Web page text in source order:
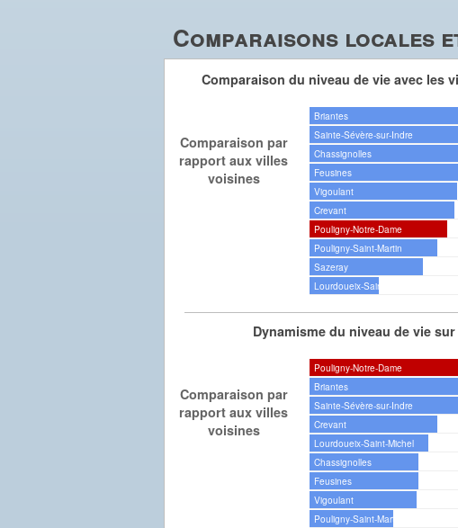
Comparaisons locales
Comparaison du niveau de vie avec les
Comparaison par
rapport aux villes
voisines
Briantes
Sainte-Sévère-sur-Indre
Chassignolles
Feusines
Vigoulant
Crevant
Pouligny-Notre-Dame
Pouligny-Saint-Martin
Sazeray
Lourdoueix-Saint-Michel
Dynamisme du niveau de vie sur
Comparaison par
rapport aux villes
voisines
Pouligny-Notre-Dame
Briantes
Sainte-Sévère-sur-Indre
Crevant
Lourdoueix-Saint-Michel
Chassignolles
Feusines
Vigoulant
Pouligny-Saint-Martin